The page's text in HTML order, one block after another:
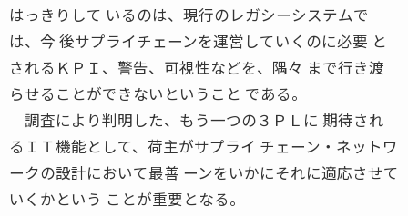
はっきりして いるのは、現行のレガシーシステムで
は、今 後サプライチェーンを運営していくのに必要 と
されるＫＰＩ、警告、可視性などを、隅々 まで行き渡
らせることができないということ である。
調査により判明した、もう一つの３ＰＬに 期待され
るＩＴ機能として、荷主がサプライ チェーン・ネットワ
ークの設計において最善 ーンをいかにそれに適応させて
いくかという ことが重要となる。